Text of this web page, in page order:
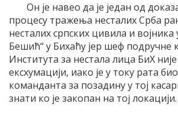
Он је навео да је један од
процесу тражења несталих Срба
несталих српских цивила и војника
Бешић“ у Бихаћу јер шеф подручне
Института за нестала лица БиХ
ексхумацији, иако је у току рата
команданта за позадину у тој
знати ко је закопан на тој локацији.